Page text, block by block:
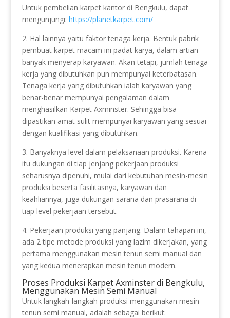
Untuk pembelian karpet kantor di Bengkulu, dapat
mengunjungi: https://planetkarpet.com/
2. Hal lainnya yaitu faktor tenaga kerja. Bentuk pabrik
pembuat karpet macam ini padat karya, dalam artian
banyak menyerap karyawan. Akan tetapi, jumlah tenaga
kerja yang dibutuhkan pun mempunyai keterbatasan.
Tenaga kerja yang dibutuhkan ialah karyawan yang
benar-benar mempunyai pengalaman dalam
menghasilkan Karpet Axminster. Sehingga bisa
dipastikan amat sulit mempunyai karyawan yang sesuai
dengan kualifikasi yang dibutuhkan.
3. Banyaknya level dalam pelaksanaan produksi. Karena
itu dukungan di tiap jenjang pekerjaan produksi
seharusnya dipenuhi, mulai dari kebutuhan mesin-mesin
produksi beserta fasilitasnya, karyawan dan
keahliannya, juga dukungan sarana dan prasarana di
tiap level pekerjaan tersebut.
4. Pekerjaan produksi yang panjang. Dalam tahapan ini,
ada 2 tipe metode produksi yang lazim dikerjakan, yang
pertama menggunakan mesin tenun semi manual dan
yang kedua menerapkan mesin tenun modern.
Proses Produksi Karpet Axminster di Bengkulu,
Menggunakan Mesin Semi Manual
Untuk langkah-langkah produksi menggunakan mesin
tenun semi manual, adalah sebagai berikut: